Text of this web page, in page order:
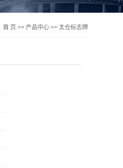
首 页 >> 产品中心 >> 太仓标志牌